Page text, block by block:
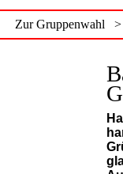
Zur Gruppenwahl >